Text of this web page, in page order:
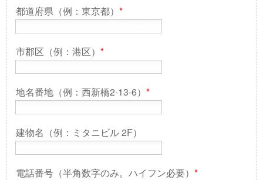
都道府県（例：東京都） *
市郡区（例：港区） *
地名番地（例：西新橋2-13-6） *
建物名（例：ミタニビル 2F）
電話番号（半角数字のみ。ハイフン必要） *